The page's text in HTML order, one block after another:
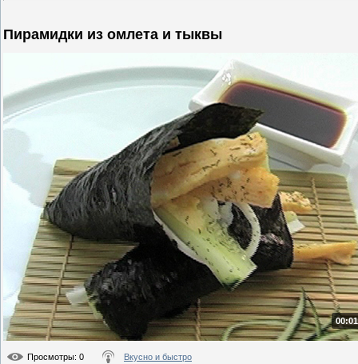
Пирамидки из омлета и тыквы
Просмотры: 0 Вкусно и быстро